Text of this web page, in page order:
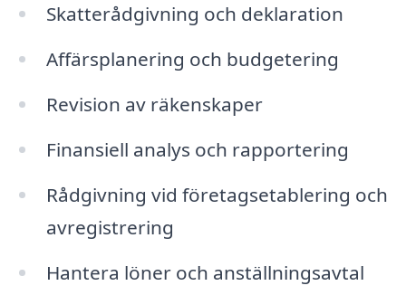
Skatterådgivning och deklaration
Affärsplanering och budgetering
Revision av räkenskaper
Finansiell analys och rapportering
Rådgivning vid företagsetablering och
avregistrering
Hantera löner och anställningsavtal